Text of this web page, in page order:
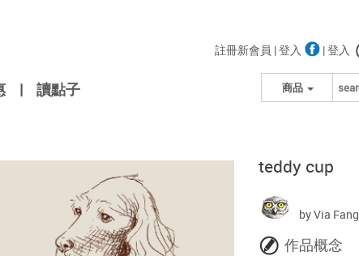
註冊新會員 |登入 |登入
商品
| 讀點子
teddy cup
byVia Fang
作品概念